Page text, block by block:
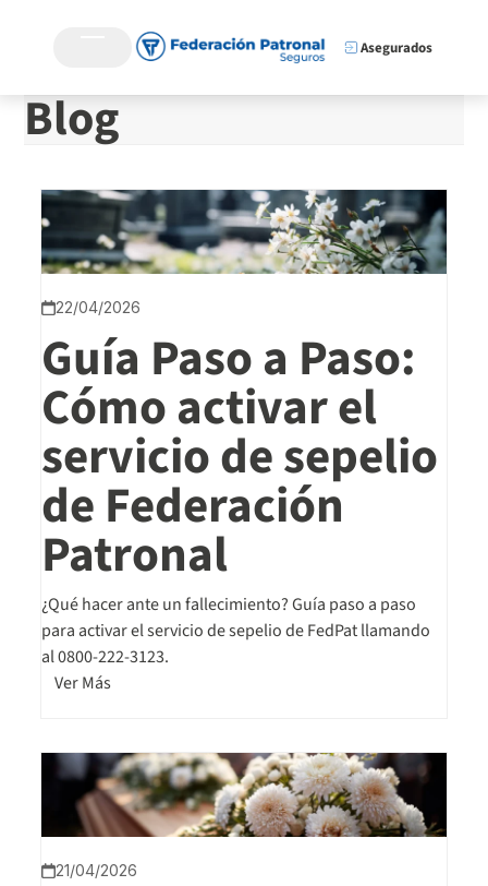
Asegurados
Blog
22/04/2026
Guía Paso a Paso:
Cómo activar el
servicio de sepelio
de Federación
Patronal
¿Qué hacer ante un fallecimiento? Guía paso a paso
para activar el servicio de sepelio de FedPat llamando
al 0800-222-3123.
Ver Más
21/04/2026